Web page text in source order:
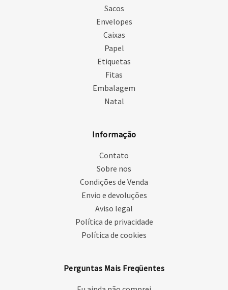
Sacos
Envelopes
Caixas
Papel
Etiquetas
Fitas
Embalagem
Natal
Informação
Contato
Sobre nos
Condições de Venda
Envio e devoluções
Aviso legal
Política de privacidade
Política de cookies
Perguntas Mais Freqüentes